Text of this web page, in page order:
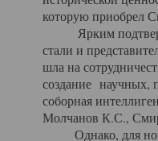
которую приобрел
Ярким
стали и
шла на
создание научных,
соборная
Молчанов К.С.,
Однако, для